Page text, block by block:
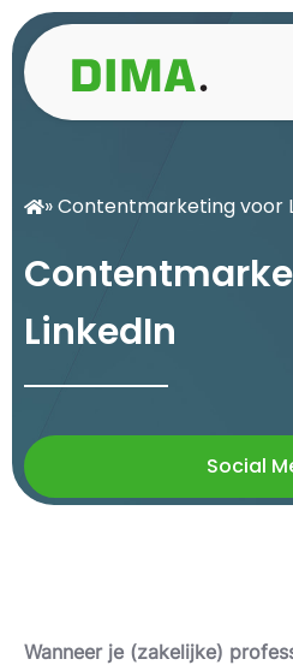
» Contentmarketing voor
Contentmarke
LinkedIn
Social
Wanneer je (zakelijke)